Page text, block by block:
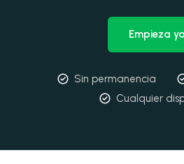
Empieza ya
Sin permanencia
Cualquier